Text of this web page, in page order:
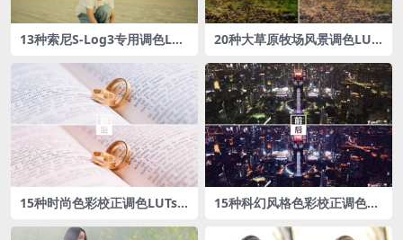
13种索尼S-Log3专用调色LUT
20种大草原牧场风景调色LUT
15种‌时尚色彩校正‌调色LUTs
15种科幻风格色彩校正‌调色L